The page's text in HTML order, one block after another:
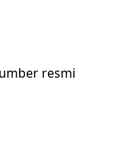
resmi